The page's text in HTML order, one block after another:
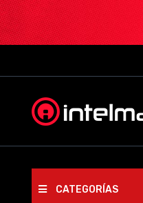
CATEGORÍAS